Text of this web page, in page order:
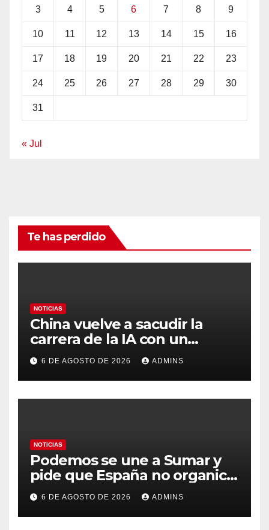
3 4 5 6 7 8 9
10 11 12 13 14 15 16
17 18 19 20 21 22 23
24 25 26 27 28 29 30
31
« Jul
Te has perdido
NOTICIAS
China vuelve a sacudir la
carrera de la IA con un
modelo capaz de trabajar
durante días sin intervención
humana
6 DE AGOSTO DE 2026 ADMINS
NOTICIAS
Podemos se une a Sumar y
pide que España no organice
el Mundial 2030 con
Marruecos por «atentar
contra la soberanía nacional»
6 DE AGOSTO DE 2026 ADMINS